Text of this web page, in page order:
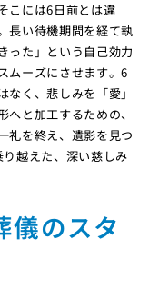
こには6日前とは違
長い待機期間を経て執
った」という自己効力
ムーズにさせます。6
く、悲しみを「愛」
と加工するための、
礼を終え、遺影を見つ
越えた、深い慈しみ
儀のスタ